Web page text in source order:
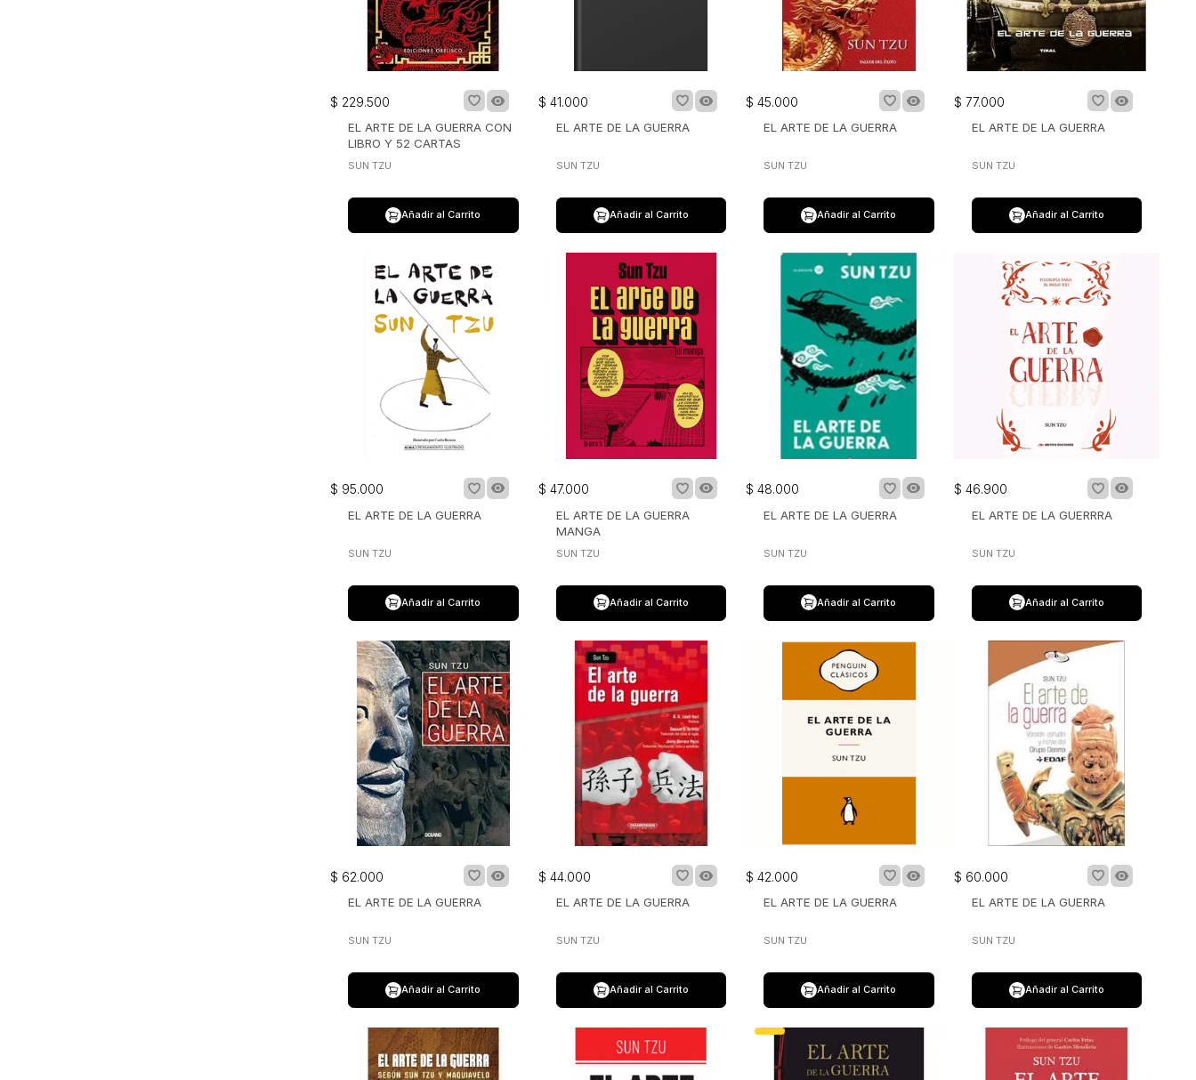
$ 229.500
EL ARTE DE LA GUERRA CON
LIBRO Y 52 CARTAS
SUN TZU
Añadir al Carrito
$ 41.000
EL ARTE DE LA GUERRA
SUN TZU
Añadir al Carrito
$ 45.000
EL ARTE DE LA GUERRA
SUN TZU
Añadir al Carrito
$ 77.000
EL ARTE DE LA GUERRA
SUN TZU
Añadir al Carrito
$ 95.000
EL ARTE DE LA GUERRA
SUN TZU
Añadir al Carrito
$ 47.000
EL ARTE DE LA GUERRA
MANGA
SUN TZU
Añadir al Carrito
$ 48.000
EL ARTE DE LA GUERRA
SUN TZU
Añadir al Carrito
$ 46.900
EL ARTE DE LA GUERRRA
SUN TZU
Añadir al Carrito
$ 62.000
EL ARTE DE LA GUERRA
SUN TZU
Añadir al Carrito
$ 44.000
EL ARTE DE LA GUERRA
SUN TZU
Añadir al Carrito
$ 42.000
EL ARTE DE LA GUERRA
SUN TZU
Añadir al Carrito
$ 60.000
EL ARTE DE LA GUERRA
SUN TZU
Añadir al Carrito